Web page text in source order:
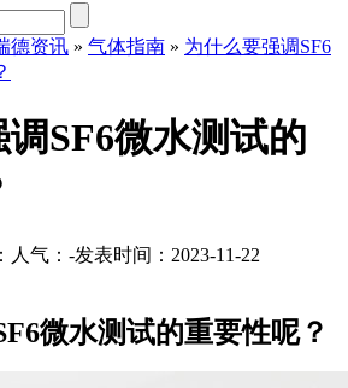
德资讯 » 气体指南 » 为什么要强调SF6
SF6微水测试的
人气： -发表时间：2023-11-22
微水测试的重要性呢？